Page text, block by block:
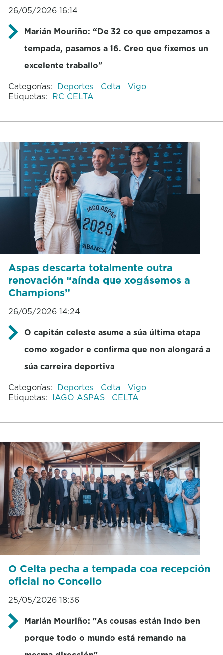
26/05/2026 16:14
Marián Mouriño: “De 32 co que empezamos a
tempada, pasamos a 16. Creo que fixemos un
excelente traballo"
Categorías: Deportes Celta
Vigo
Etiquetas: RC CELTA
Aspas descarta totalmente outra
renovación “aínda que xogásemos a
Champions”
26/05/2026 14:24
O capitán celeste asume a súa última etapa
como xogador e confirma que non alongará a
súa carreira deportiva
Categorías: Deportes Celta
Vigo
Etiquetas: IAGO ASPAS CELTA
O Celta pecha a tempada coa recepción
oficial no Concello
25/05/2026 18:36
Marián Mouriño: "As cousas están indo ben
porque todo o mundo está remando na